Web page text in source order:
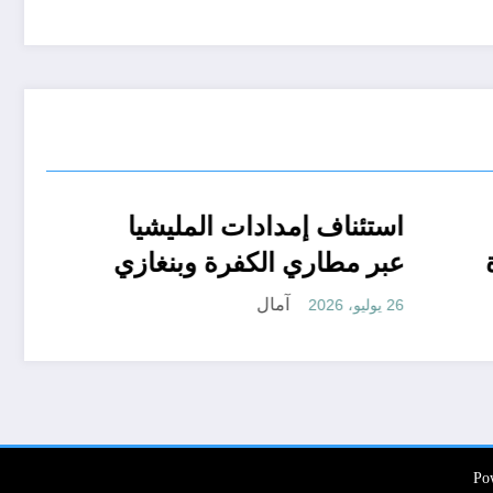
BLOG
استئناف إمدادات المليشيا
عبر مطاري الكفرة وبنغازي
26 يوليو، 2026
العامة باسترداد بارا وجبرة
قرفة*